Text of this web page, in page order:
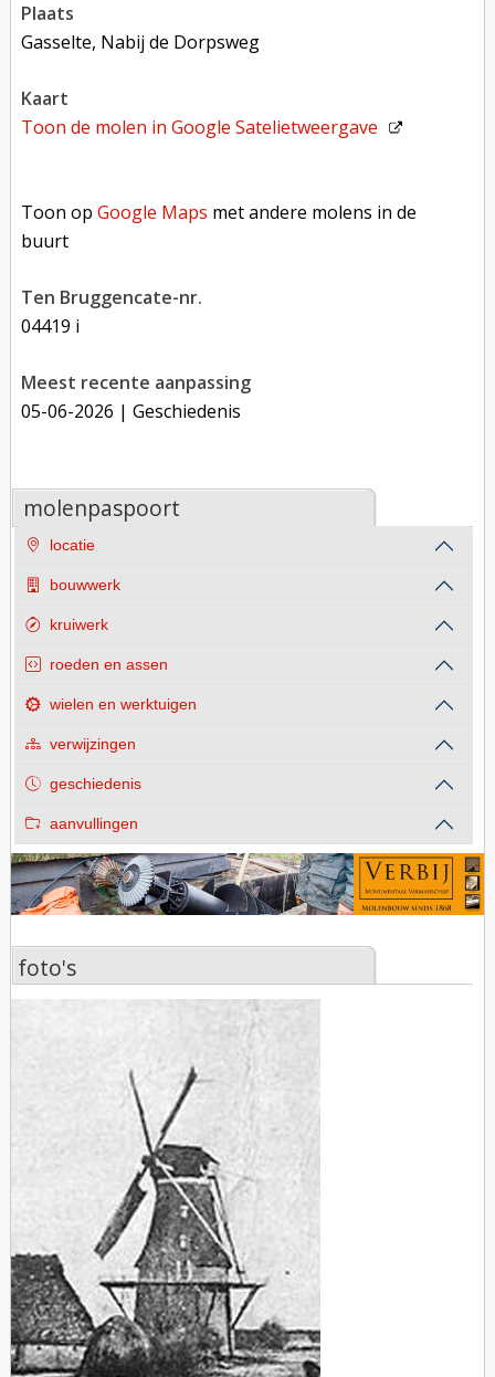
plaats
Gasselte, Nabij de Dorpsweg
kaart
Toon de molen inGoogle Satelietweergave
Toon opGoogle Maps met andere molens in de
buurt
Ten Bruggencate-nr.
04419 i
Meest recente aanpassing
05-06-2026 | Geschiedenis
molenpaspoort
locatie
bouwwerk
kruiwerk
roeden en assen
wielen en werktuigen
verwijzingen
geschiedenis
aanvullingen
foto's